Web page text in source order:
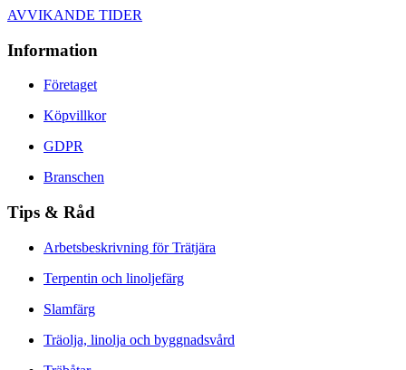
AVVIKANDE TIDER
Information
Företaget
Köpvillkor
GDPR
Branschen
Tips & Råd
Arbetsbeskrivning för Trätjära
Terpentin och linoljefärg
Slamfärg
Träolja, linolja och byggnadsvård